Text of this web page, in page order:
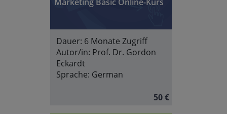
Dauer: 6 Monate Zugriff
Autor/in: Prof. Dr. Gordon
Eckardt
Sprache: German
50 €